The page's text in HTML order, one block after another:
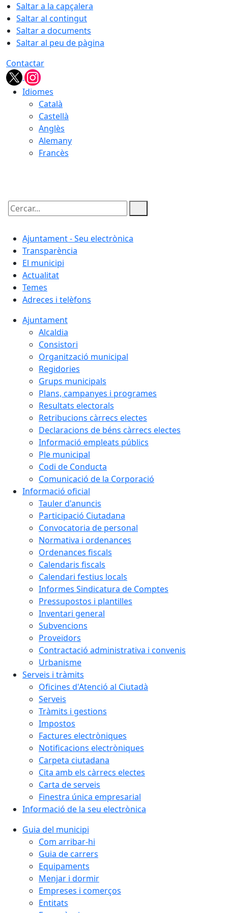
Saltar a la capçalera
Saltar al contingut
Saltar a documents
Saltar al peu de pàgina
Contactar
Idiomes
Català
Castellà
Anglès
Alemany
Francès
Cercar:
Ajuntament - Seu electrònica
Transparència
El municipi
Actualitat
Temes
Adreces i telèfons
Ajuntament
Alcaldia
Consistori
Organització municipal
Regidories
Grups municipals
Plans, campanyes i programes
Resultats electorals
Retribucions càrrecs electes
Declaracions de béns càrrecs electes
Informació empleats públics
Ple municipal
Codi de Conducta
Comunicació de la Corporació
Informació oficial
Tauler d'anuncis
Participació Ciutadana
Convocatoria de personal
Normativa i ordenances
Ordenances fiscals
Calendaris fiscals
Calendari festius locals
Informes Sindicatura de Comptes
Pressupostos i plantilles
Inventari general
Subvencions
Proveïdors
Contractació administrativa i convenis
Urbanisme
Serveis i tràmits
Oficines d'Atenció al Ciutadà
Serveis
Tràmits i gestions
Impostos
Factures electròniques
Notificacions electròniques
Carpeta ciutadana
Cita amb els càrrecs electes
Carta de serveis
Finestra única empresarial
Informació de la seu electrònica
Guia del municipi
Com arribar-hi
Guia de carrers
Equipaments
Menjar i dormir
Empreses i comerços
Entitats